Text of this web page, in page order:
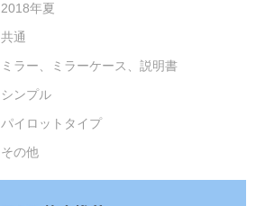
2018年夏
共通
ミラー、ミラーケース、説明書
シンプル
パイロットタイプ
その他